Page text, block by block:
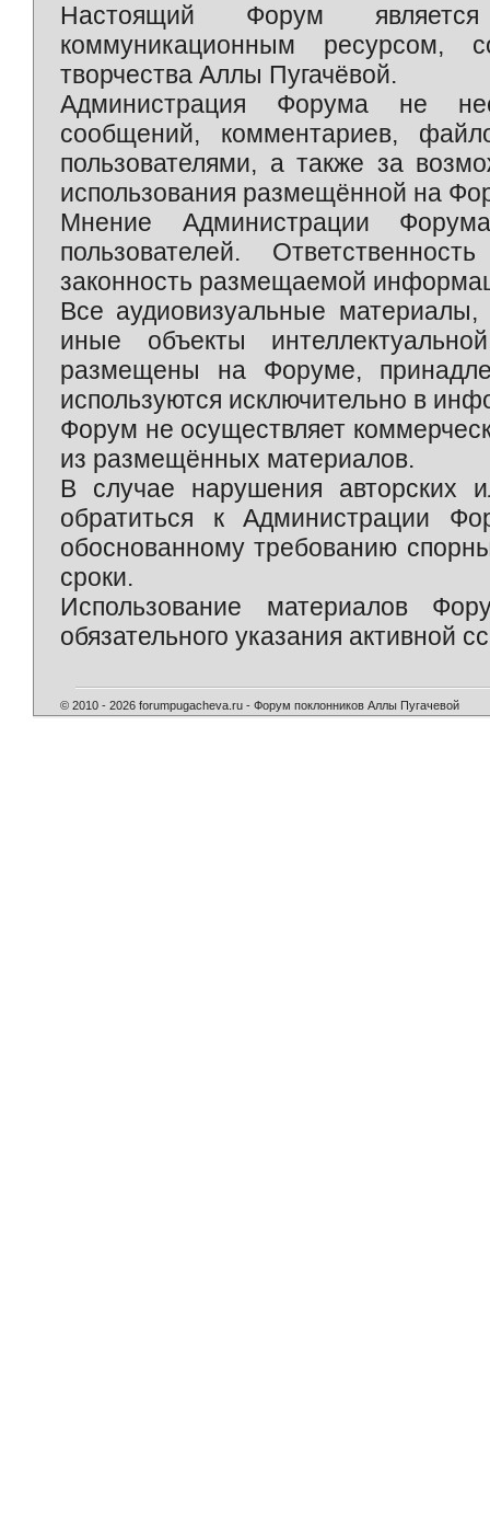
Настоящий Форум является
коммуникационным ресурсом,
творчества Аллы Пугачёвой.
Администрация Форума не
сообщений, комментариев,
пользователями, а также за
использования размещённой на
Мнение Администрации
пользователей.
законность размещаемой
Все аудиовизуальные
иные объекты
размещены на Форуме,
используются исключительно в
Форум не осуществляет
из размещённых материалов.
В случае нарушения авторских
обратиться к Администрации
обоснованному требованию
сроки.
Использование материалов
обязательного указания активной
© 2010 - 2026 forumpugacheva.ru - Форум поклонников Аллы Пугачевой